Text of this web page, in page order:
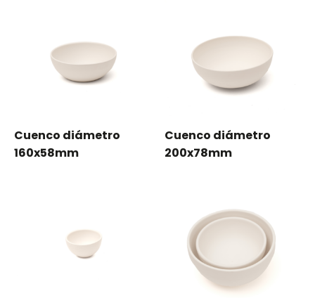
Cuenco diámetro
160x58mm
Cuenco diámetro
200x78mm